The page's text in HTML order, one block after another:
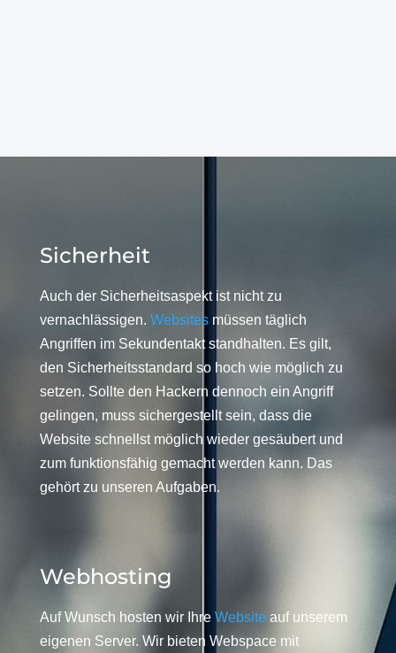
Sicherheit
Auch der Sicherheitsaspekt ist nicht zu
vernachlässigen. Websitesmüssen täglich
Angriffen im Sekundentakt standhalten. Es gilt,
den Sicherheitsstandard so hoch wie möglich zu
setzen. Sollte den Hackern dennoch ein Angriff
gelingen, muss sichergestellt sein, dass die
Website schnellst möglich wieder gesäubert und
zum funktionsfähig gemacht werden kann. Das
gehört zu unseren Aufgaben.
Webhosting
Auf Wunsch hosten wir Ihre Website auf unserem
eigenen Server. Wir bieten Webspace mit